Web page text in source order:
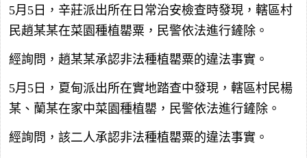
5月5日，辛莊派出所在日常治安檢查時發現，轄區村
民趙某某在菜園種植罌粟，民警依法進行鏟除。
經詢問，趙某某承認非法種植罌粟的違法事實。
5月5日，夏甸派出所在實地踏查中發現，轄區村民楊
某、蘭某在家中菜園種植罌，民警依法進行鏟除。
經詢問，該二人承認非法種植罌粟的違法事實。